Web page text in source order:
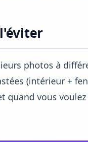
photos à
(intérieur +
quand vous